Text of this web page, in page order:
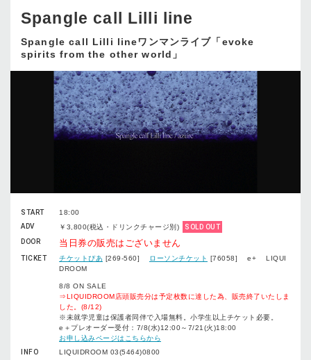
16
17 18 19
23
24 25 26 27 28
Spangle call Lilli line
Spangle call Lilli lineワンマンライブ「evoke
spirits from the other world」
START
18:00
ADV
￥3,800(税込・ドリンクチャージ別)
SOLD OUT
DOOR
当日券の販売はございません
TICKET チケットぴあ [269-560] ローソンチケット [76058] e+ LIQUI
DROOM
8/8 ON SALE
⇒LIQUIDROOM店頭販売分は予定枚数に達した為、販売終了いたしま
した。(8/12)
※未就学児童は保護者同伴で入場無料。小学生以上チケット必要。
e＋プレオーダー受付：7/8(水)12:00～7/21(火)18:00
お申し込みページはこちらから
INFO
LIQUIDROOM 03(5464)0800